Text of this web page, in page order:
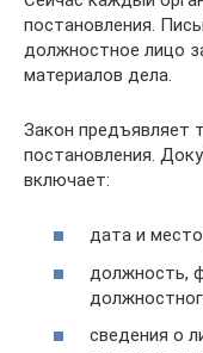
постановления.
должностное лицо
материалов дела.
Закон предъявляет
постановления.
включает:
дата и
должность,
сведения о